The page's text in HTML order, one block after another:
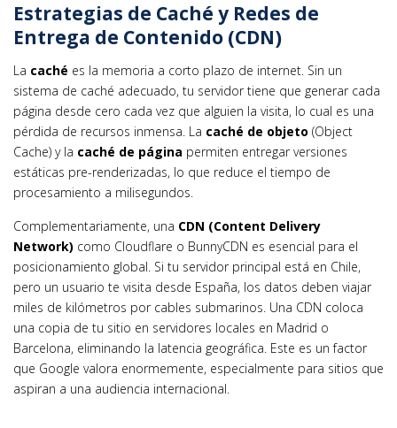
Estrategias de Caché y Redes de
Entrega de Contenido (CDN)
La caché es la memoria a corto plazo de internet. Sin un
sistema de caché adecuado, tu servidor tiene que generar cada
página desde cero cada vez que alguien la visita, lo cual es una
pérdida de recursos inmensa. La caché de objeto (Object
Cache) y la caché de página permiten entregar versiones
estáticas pre-renderizadas, lo que reduce el tiempo de
procesamiento a milisegundos.
Complementariamente, una CDN (Content Delivery
Network) como Cloudflare o BunnyCDN es esencial para el
posicionamiento global. Si tu servidor principal está en Chile,
pero un usuario te visita desde España, los datos deben viajar
miles de kilómetros por cables submarinos. Una CDN coloca
una copia de tu sitio en servidores locales en Madrid o
Barcelona, eliminando la latencia geográfica. Este es un factor
que Google valora enormemente, especialmente para sitios que
aspiran a una audiencia internacional.